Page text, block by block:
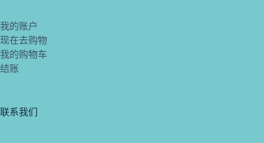
我的账户
现在去购物
我的购物车
结账
联系我们